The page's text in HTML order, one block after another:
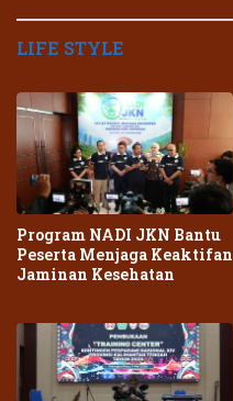
LIFE STYLE
Program NADI JKN Bantu
Peserta Menjaga Keaktifan
Jaminan Kesehatan